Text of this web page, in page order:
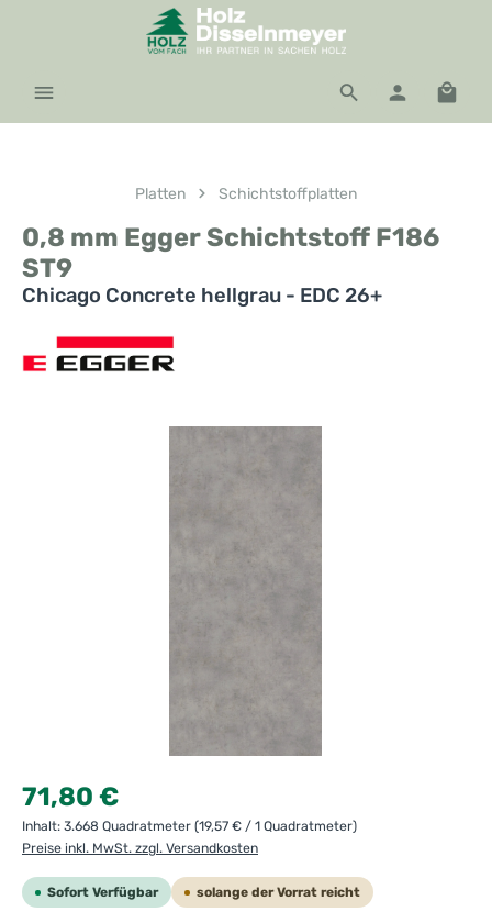
Zum Hauptinhalt springen
Platten Schichtstoffplatten
0,8 mm Egger Schichtstoff F186
ST9
Chicago Concrete hellgrau - EDC 26+
Regulärer Preis:
71,80 €
Inhalt: 3.668 Quadratmeter (19,57 € / 1 Quadratmeter)
Preise inkl. MwSt. zzgl. Versandkosten
Sofort Verfügbar solange der Vorrat reicht